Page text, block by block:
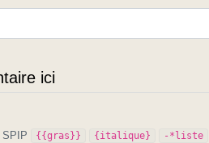
ici
SPIP
{{gras}} {italique}
-*liste